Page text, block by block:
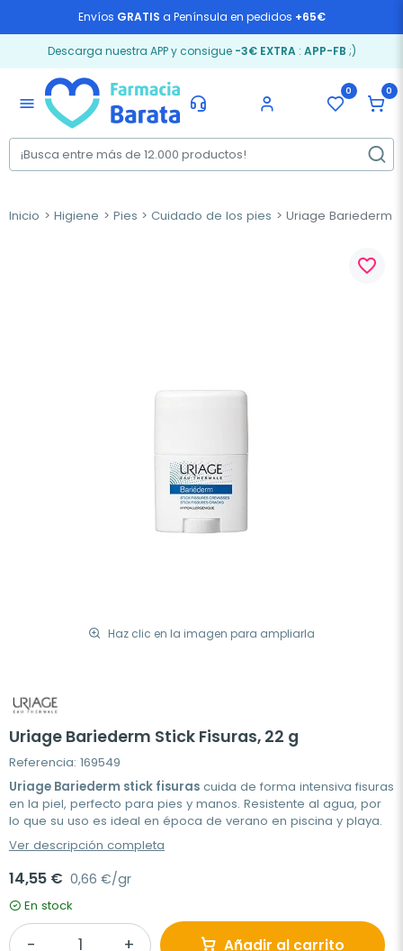
Envíos GRATIS a Península en pedidos +65€
Descarga nuestra APP y consigue -3€ EXTRA: APP-FB ;)
menu
0 0
Inicio Higiene Pies Cuidado de los pies Uriage Bariederm
Haz clic en la imagen para ampliarla
favorite_border
Uriage Bariederm Stick Fisuras, 22 g
Referencia: 169549
Uriage Bariederm stick fisuras cuida de forma intensiva fisuras
en la piel, perfecto para pies y manos. Resistente al agua, por
lo que su uso es ideal en época de verano en piscina y playa.
Ver descripción completa
14,55 € 0,66 €/gr
En stock
Añadir al carrito